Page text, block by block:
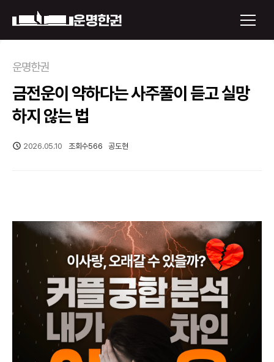
운명한권 보기
미래 배우자 얼굴
토정비결
오늘의 운세
궁합
택일
운명한권
금전운이 약하다는 사주풀이 듣고 실망
하지 않는 법
2026.05.10 조회수566 공도현